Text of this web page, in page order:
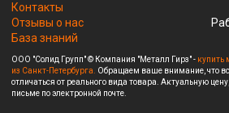
Контакты
Отзывы о нас
База знаний
ООО "Солид Групп" © Компания "Металл Гирз" - купить
из Санкт-Петербурга. Обращаем ваше внимание, что
отличаться от реального вида товара. Актуальную
письме по электронной почте.